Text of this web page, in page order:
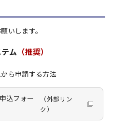
いします。
ム （推奨）
ら申請する方法
込フォー
（外部リン
ク）